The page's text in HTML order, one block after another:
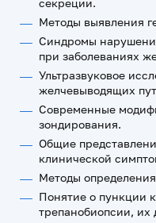
секреции.
Методы выявления
Синдромы
при заболеваниях
Ультразвуковое
желчевыводящих
Современные
зондирования.
Общие
клинической
Методы
Понятие о пункции
трепанобиопсии, их